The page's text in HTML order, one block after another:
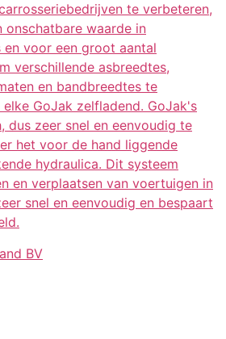
te verbeteren,
onschatbare waarde in
en voor een groot aantal
verschillende asbreedtes,
en bandbreedtes te
GoJak zelfladend. GoJak's
dus zeer snel en eenvoudig te
het voor de hand liggende
hydraulica. Dit systeem
en verplaatsen van voertuigen in
snel en eenvoudig en bespaart
BV